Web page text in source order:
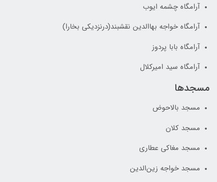
آرامگاه چشمه ایوب
آرامگاه خواجه بهاالدین نقشبند(درنزدیکی بخارا)
آرامگاه بابا پردوز
آرامگاه سید امیرکلال
مسجدها
مسجد بالاحوض
مسجد کلان
مسجد مغاکی عطاری
مسجد خواجه زین‌الدین